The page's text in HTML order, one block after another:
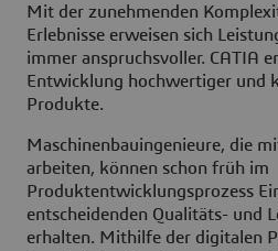
Mit der zunehmenden
Erlebnisse erweisen sich
immer anspruchsvoller. CATIA
Entwicklung hochwertiger und
Produkte.
Maschinenbauingenieure, die
arbeiten, können schon früh im
Produktentwicklungsprozess
entscheidenden Qualitäts- und
erhalten. Mithilfe der digitalen